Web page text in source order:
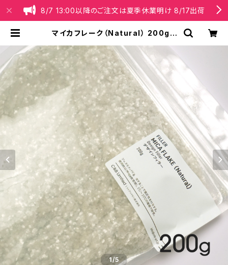
8/7 13:00以降のご注文は夏季休業明け 8/17出荷
マイカフレーク（Natural） 200g |
インショップ
1/5